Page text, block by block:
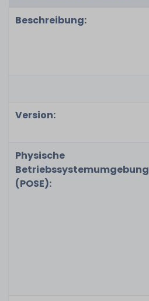
Beschreibung:
Version:
Physische
Betriebssystemumgebung
(POSE):